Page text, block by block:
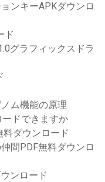
ンキーAPKダウンロ
ド
グラフィックスドラ
ム機能の原理
ドできますか
ダウンロード
間PDF無料ダウンロ
ンロード